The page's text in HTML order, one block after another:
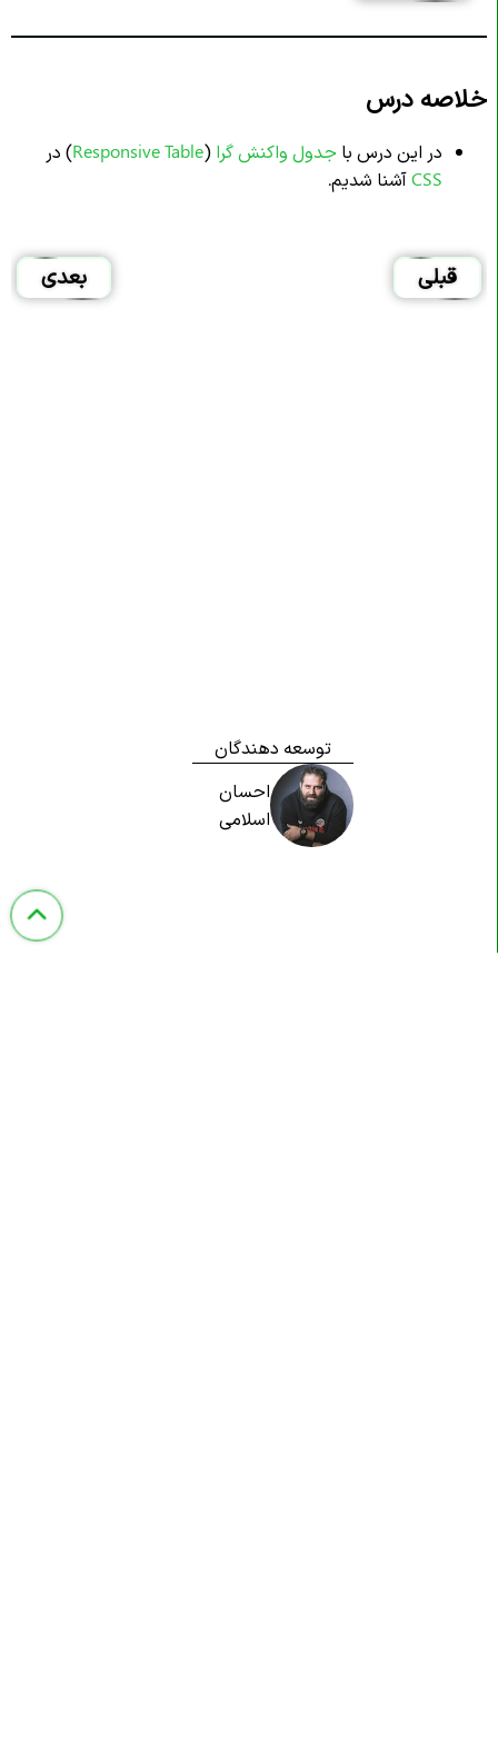
خلاصه درس
در این درس با جدول واکنش گرا (
Responsive Table) در
CSSآشنا شدیم.
قبلی بعدی
توسعه دهندگان
احسان
اسلامی